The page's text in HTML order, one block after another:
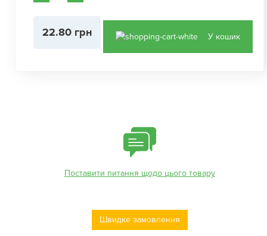
22.80 грн У кошик
Поставити питання щодо цього товару
Швидке замовлення